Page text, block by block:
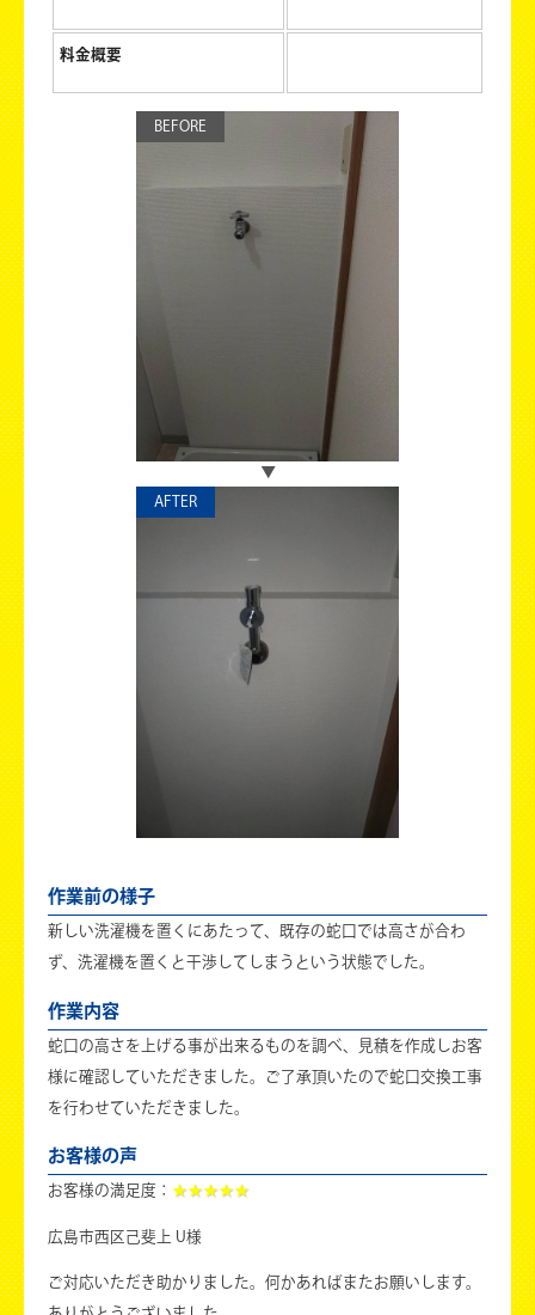
料金概要
BEFORE
AFTER
作業前の様子
新しい洗濯機を置くにあたって、既存の蛇口では高さが合わ
ず、洗濯機を置くと干渉してしまうという状態でした。
作業内容
蛇口の高さを上げる事が出来るものを調べ、見積を作成しお客
様に確認していただきました。ご了承頂いたので蛇口交換工事
を行わせていただきました。
お客様の声
お客様の満足度： ★★★★★
広島市西区己斐上 U様
ご対応いただき助かりました。何かあればまたお願いします。